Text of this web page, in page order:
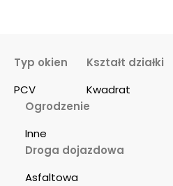
Typ okien
PCV
Kształt działki
Kwadrat
Ogrodzenie
Inne
Droga dojazdowa
Asfaltowa